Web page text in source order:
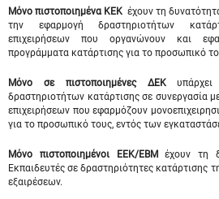
Μόνο πιστοποιημένα ΚΕΚ έχουν τη
την εφαρμογή δραστηριοτήτων
επιχειρήσεων που οργανώνουν και
προγράμματα κατάρτισης για το προσωπικό
Μόνο σε πιστοποιημένες ΔΕΚυπάρχει
δραστηριοτήτων κατάρτισης σε συνεργασία
επιχειρήσεων που εφαρμόζουν
για το προσωπικό τους, εντός των
Μόνο πιστοποιημένοι ΕΕΚ/ΕΒΜ έχουν τη
Εκπαιδευτές σε δραστηριότητες κατάρτισης
εξαιρέσεων.